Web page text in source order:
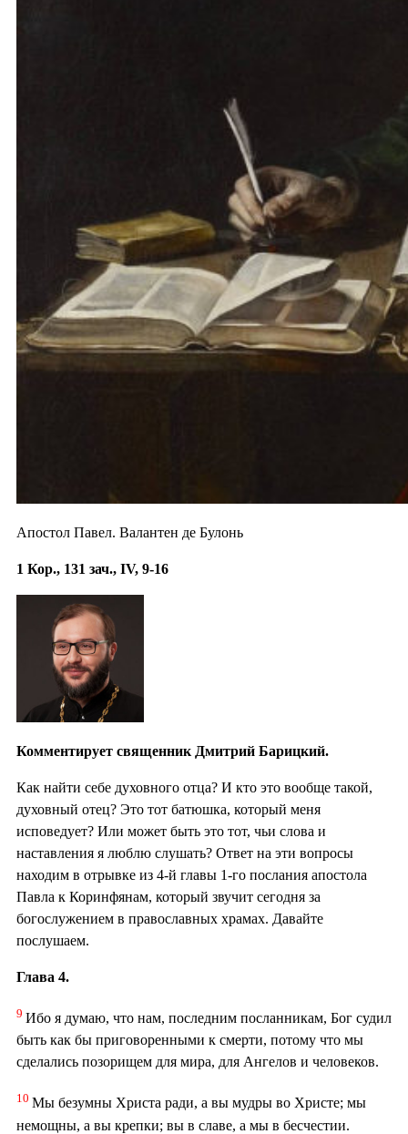
Апостол Павел. Валантен де Булонь
1 Кор., 131 зач., IV, 9-16
Комментирует священник Дмитрий Барицкий.
Как найти себе духовного отца? И кто это вообще такой,
духовный отец? Это тот батюшка, который меня
исповедует? Или может быть это тот, чьи слова и
наставления я люблю слушать? Ответ на эти вопросы
находим в отрывке из 4-й главы 1-го послания апостола
Павла к Коринфянам, который звучит сегодня за
богослужением в православных храмах. Давайте
послушаем.
Глава 4.
9 Ибо я думаю, что нам, последним посланникам, Бог судил
быть как бы приговоренными к смерти, потому что мы
сделались позорищем для мира, для Ангелов и человеков.
10 Мы безумны Христа ради, а вы мудры во Христе; мы
немощны, а вы крепки; вы в славе, а мы в бесчестии.